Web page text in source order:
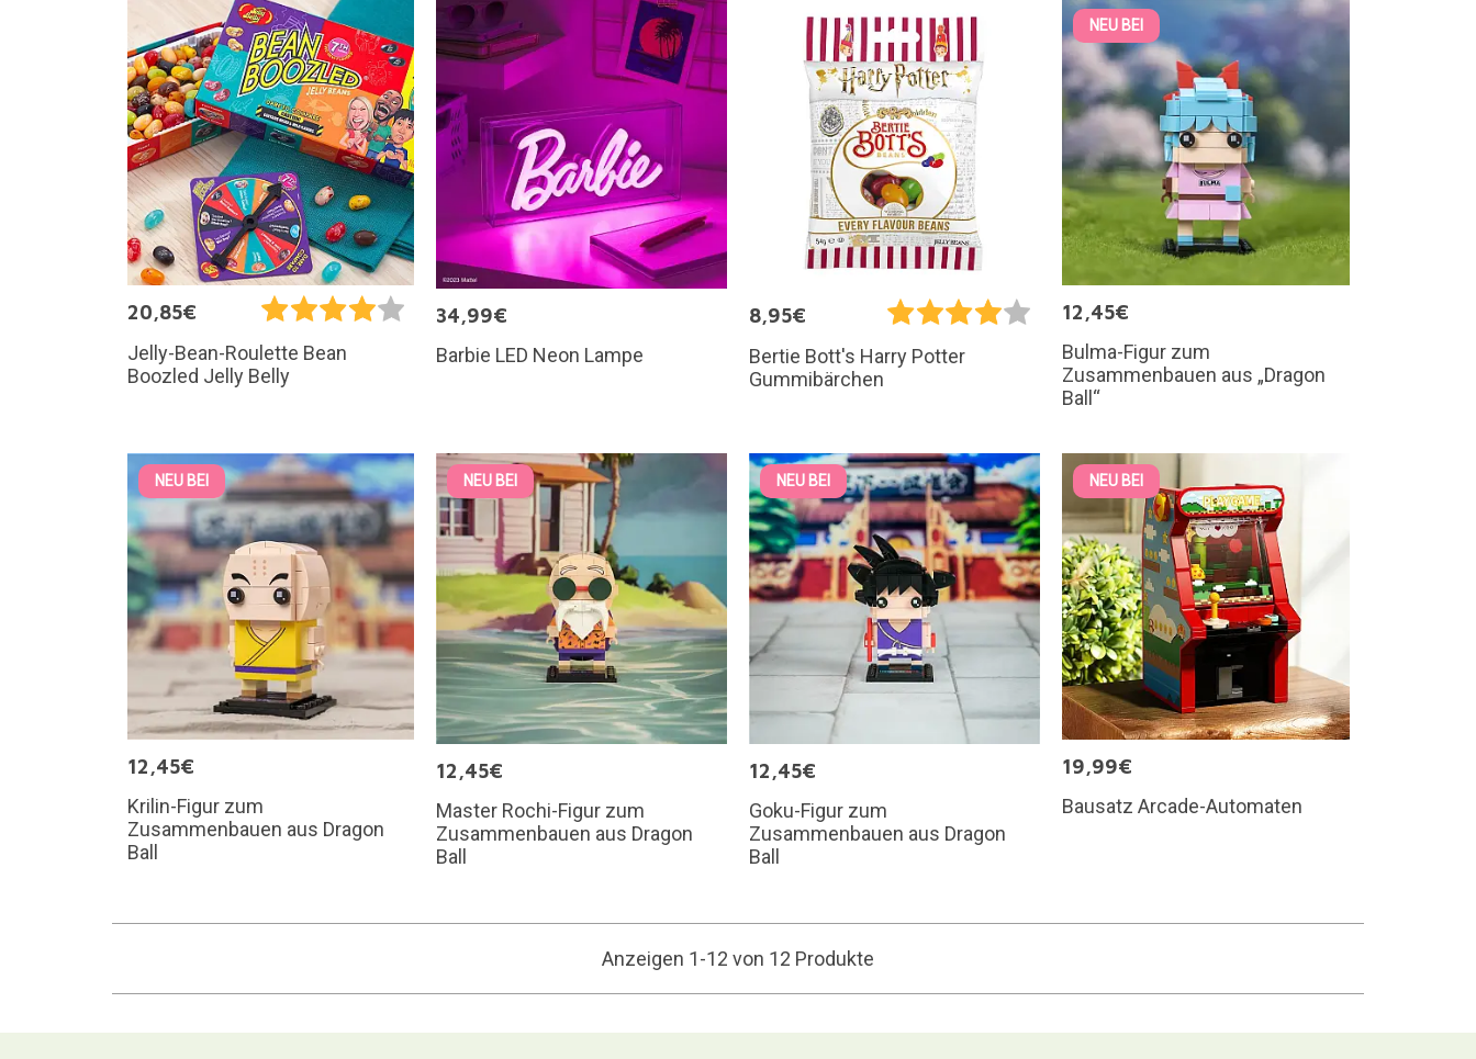
20,85€
Jelly-Bean-Roulette Bean
Boozled Jelly Belly
34,99€
Barbie LED Neon Lampe
8,95€
Bertie Bott's Harry Potter
Gummibärchen
NEU BEI
12,45€
Bulma-Figur zum
Zusammenbauen aus „Dragon
Ball“
NEU BEI
12,45€
Krilin-Figur zum
Zusammenbauen aus Dragon
Ball
NEU BEI
12,45€
Master Rochi-Figur zum
Zusammenbauen aus Dragon
Ball
NEU BEI
12,45€
Goku-Figur zum
Zusammenbauen aus Dragon
Ball
NEU BEI
19,99€
Bausatz Arcade-Automaten
Anzeigen 1-12 von 12 Produkte